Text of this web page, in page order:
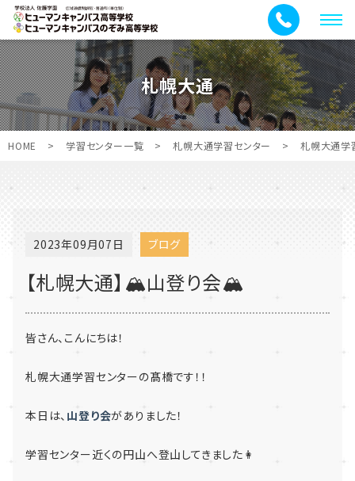
メ
ニ
ュ
ー
札幌大通
HOME > 学習センター一覧 > 札幌大通学習センター > 札幌大通学
2023年09月07日 ブログ
【札幌大通】🏔山登り会🏔
皆さん、こんにちは！
札幌大通学習センターの髙橋です！！
本日は、 山登り会がありました！
学習センター近くの円山へ登山してきました👩